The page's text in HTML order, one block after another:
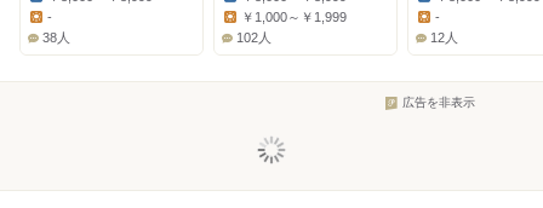
Dinner:
Lunch:
-
38人
Dinner:
￥1,000～￥1,999
102人
Dinner:
Lunch:
-
12人
広告を非表示